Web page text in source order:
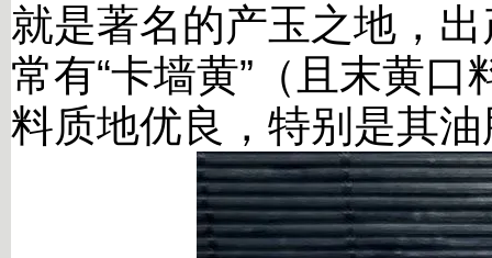
就是著名的产玉之地，
常有“卡墙黄”（且末黄口
料质地优良，特别是其